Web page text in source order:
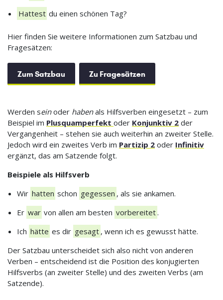
Hattest du einen schönen Tag?
Hier finden Sie weitere Informationen zum Satzbau und
Fragesätzen:
Zum Satzbau Zu Fragesätzen
Werden seinoder habenals Hilfsverben eingesetzt – zum
Beispiel im Plusquamperfekt oder Konjunktiv 2 der
Vergangenheit – stehen sie auch weiterhin an zweiter Stelle.
Jedoch wird ein zweites Verb im Partizip 2 oder Infinitiv
ergänzt, das am Satzende folgt.
Beispiele als Hilfsverb
Wir hatten schon gegessen , als sie ankamen.
Er war von allen am besten vorbereitet .
Ich hätte es dir gesagt , wenn ich es gewusst hätte.
Der Satzbau unterscheidet sich also nicht von anderen
Verben – entscheidend ist die Position des konjugierten
Hilfsverbs (an zweiter Stelle) und des zweiten Verbs (am
Satzende).